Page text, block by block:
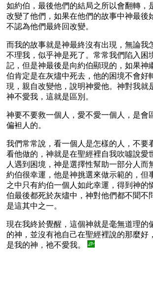
如約伯，最後他們的結局之所以會翻轉，
改變了他們，如果在他們的故事中神最後
不認為他們最終回改變。
而我的故事就是神最終沒有出現，無論我
不理我，似乎神是死了。常常我們陷入困
記，但是神最後是向約伯顯現的，如果神
伯肯定是在灰燼中死去，他的困境不會好
現，親自改變他，說明神愛他。神對我就
神不愛我，這就是區別。
神要不要救一個人，愛不愛一個人，是會
偏袒人的。
我們常常說，看一個人是怎樣的人，不要
看他做的，神就是在聖經裡自我吹噓說愛
人遇到困境，神是選擇性幫助一部分人而
約伯很幸運，他是神挑選來做示範的，但
之中只有約伯一個人如此幸運，得到神的
伯最後都死於灰燼中，神對他們都不聞不
是這其中之一。
現在我終於覺醒，這個神就是毫無道理的
的神，並沒有祂自己在聖經裡說的那麼好
是我的神，祂不愛我。